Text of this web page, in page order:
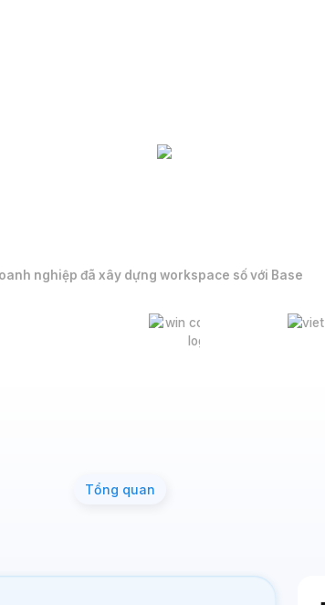
nghiệp đã xây dựng workspace số với Base
Tổng quan